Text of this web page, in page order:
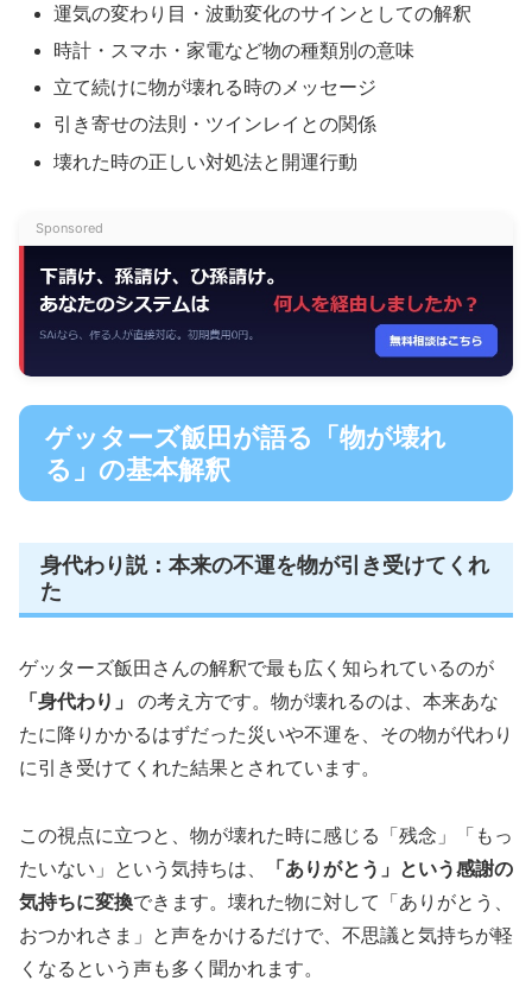
運気の変わり目・波動変化のサインとしての解釈
時計・スマホ・家電など物の種類別の意味
立て続けに物が壊れる時のメッセージ
引き寄せの法則・ツインレイとの関係
壊れた時の正しい対処法と開運行動
Sponsored
ゲッターズ飯田が語る「物が壊れ
る」の基本解釈
身代わり説：本来の不運を物が引き受けてくれ
た
ゲッターズ飯田さんの解釈で最も広く知られているのが
「身代わり」
の考え方です。物が壊れるのは、本来あな
たに降りかかるはずだった災いや不運を、その物が代わり
に引き受けてくれた結果とされています。
この視点に立つと、物が壊れた時に感じる「残念」「もっ
たいない」という気持ちは、
「ありがとう」という感謝の
気持ちに変換できます。壊れた物に対して「ありがとう、
おつかれさま」と声をかけるだけで、不思議と気持ちが軽
くなるという声も多く聞かれます。